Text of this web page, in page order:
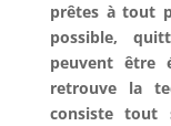
prêtes à tout
possible,
peuvent être
retrouve la
consiste tout